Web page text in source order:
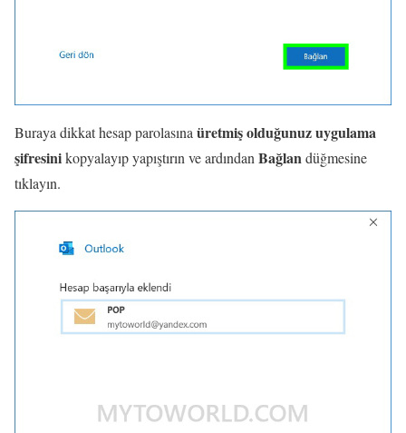
Buraya dikkat hesap parolasına üretmiş olduğunuz uygulama
şifresinikopyalayıp yapıştırın ve ardından Bağlandüğmesine
tıklayın.